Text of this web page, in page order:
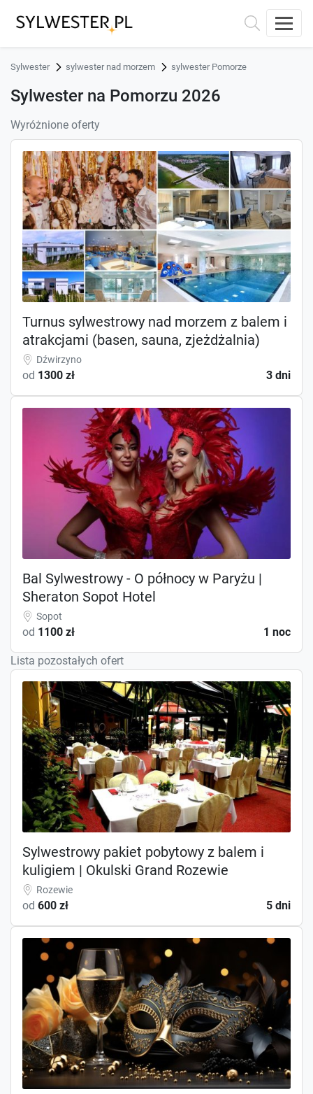
Sylwester sylwester nad morzem sylwester Pomorze
Sylwester na Pomorzu 2026
Wyróżnione oferty
Turnus sylwestrowy nad morzem z balem i
atrakcjami (basen, sauna, zjeżdżalnia)
Dźwirzyno
od 1300 zł 3 dni
Bal Sylwestrowy - O północy w Paryżu |
Sheraton Sopot Hotel
Sopot
od 1100 zł 1 noc
Lista pozostałych ofert
Sylwestrowy pakiet pobytowy z balem i
kuligiem | Okulski Grand Rozewie
Rozewie
od 600 zł 5 dni